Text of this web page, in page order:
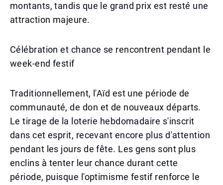
montants, tandis que le grand prix est resté une
attraction majeure.
Célébration et chance se rencontrent pendant le
week-end festif
Traditionnellement, l'Aïd est une période de
communauté, de don et de nouveaux départs.
Le tirage de la loterie hebdomadaire s'inscrit
dans cet esprit, recevant encore plus d'attention
pendant les jours de fête. Les gens sont plus
enclins à tenter leur chance durant cette
période, puisque l'optimisme festif renforce le